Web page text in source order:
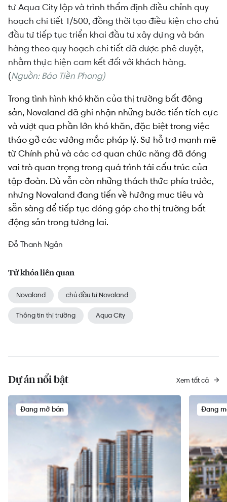
tư Aqua City lập và trình thẩm định điều chỉnh quy
hoạch chi tiết 1/500, đồng thời tạo điều kiện cho chủ
đầu tư tiếp tục triển khai đầu tư xây dựng và bán
hàng theo quy hoạch chi tiết đã được phê duyệt,
nhằm thực hiện cam kết đối với khách hàng.
(Nguồn: Báo Tiền Phong)
Trong tình hình khó khăn của thị trường bất động
sản, Novaland đã ghi nhận những bước tiến tích cực
và vượt qua phần lớn khó khăn, đặc biệt trong việc
tháo gỡ các vướng mắc pháp lý. Sự hỗ trợ mạnh mẽ
từ Chính phủ và các cơ quan chức năng đã đóng
vai trò quan trọng trong quá trình tái cấu trúc của
tập đoàn. Dù vẫn còn những thách thức phía trước,
nhưng Novaland đang tiến về hướng mục tiêu và
sẵn sàng để tiếp tục đóng góp cho thị trường bất
động sản trong tương lai.
Đỗ Thanh Ngân
Từ khóa liên quan
Novaland chủ đầu tư Novaland
Thông tin thị trường Aqua City
Dự án nổi bật Xem tất cả
Đang mở bán Đang